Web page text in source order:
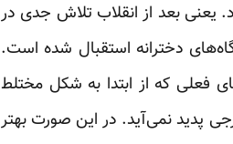
یعنی بعد از انقلاب تلاش جدی در
دخترانه استقبال شده است.
فعلی که از ابتدا به شکل مختلط
پدید نمی‌آید. در این صورت بهتر